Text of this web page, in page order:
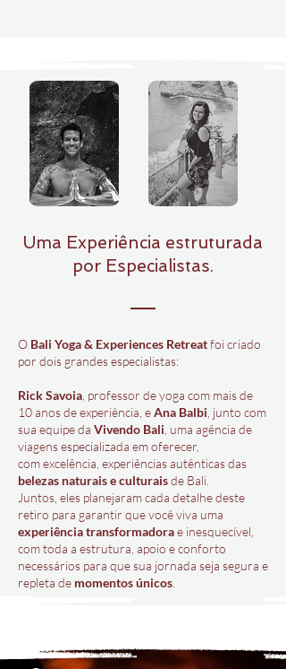
Uma Experiência estruturada
por Especialistas.
O Bali Yoga & Experiences Retreatfoi criado
por dois grandes especialistas:
Rick Savoia , professor de yoga com mais de
10 anos de experiência, eAna Balbi , junto com
sua equipe da Vivendo Bali , uma agência de
viagens especializada em oferecer,
com excelência, experiências autênticas das
belezas naturais e culturaisde Bali.
Juntos, eles planejaram cada detalhe deste
retiro para garantir que você viva uma
experiência transformadorae inesquecível,
com toda a estrutura, apoio e conforto
necessários para que sua jornada seja segura e
repleta de momentos únicos